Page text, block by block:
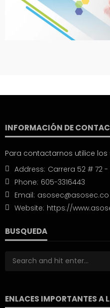
INFORMACIÓN DE
Para contactarnos utilice
Address: Carrera 52 # 72 -
Phone: 605-3316443
Email: asosec@asosec.co
Website: https://
BUSQUEDA
ENLACES IMPORTANTES A